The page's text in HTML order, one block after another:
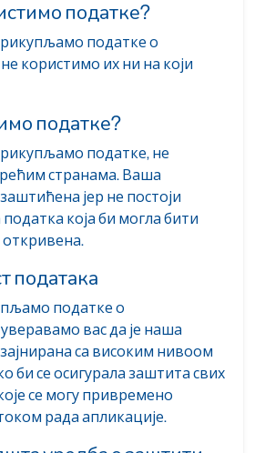
податке?
податке о
користимо их ни на који
податке?
податке, не
странама. Ваша
јер не постоји
која би могла бити
података
податке о
вас да је наша
са високим нивоом
би се осигурала заштита свих
се могу привремено
рада апликације.